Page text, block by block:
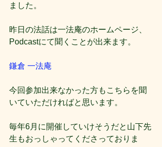
ました。
昨日の法話は一法庵のホームページ、
Podcastにて聞くことが出来ます。
鎌倉 一法庵
今回参加出来なかった方もこちらを聞
いていただければと思います。
毎年6月に開催していけそうだと山下先
生もおっしゃってくださっておりま